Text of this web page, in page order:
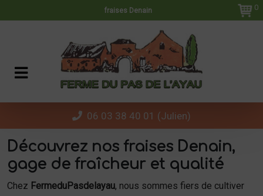
fraises Denain 0
06 03 38 40 01 (Julien)
Découvrez nos fraises Denain,
gage de fraîcheur et qualité
Chez FermeduPasdelayau, nous sommes fiers de cultiver
Panneau de gestion des cookies